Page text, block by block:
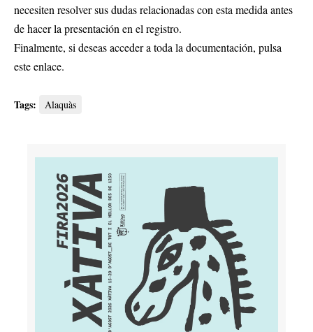
necesiten resolver sus dudas relacionadas con esta medida antes
de hacer la presentación en el registro.
Finalmente, si deseas acceder a toda la documentación, pulsa
este enlace.
Tags: Alaquàs